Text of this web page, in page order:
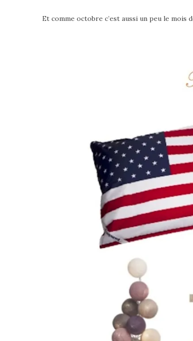
Et comme octobre c’est aussi un peu le mois